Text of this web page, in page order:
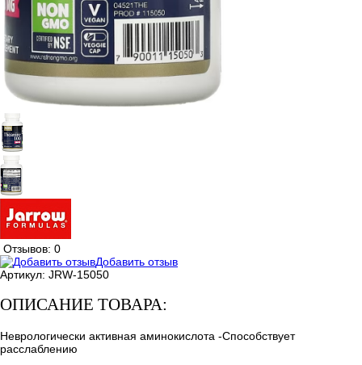
Отзывов: 0
Добавить отзыв
Артикул: JRW-15050
ОПИСАНИЕ ТОВАРА:
Неврологически активная аминокислота -Способствует
расслаблению